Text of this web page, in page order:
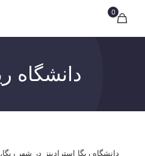
0
دانشگاه
دانشگاه ریگا استرادینز در شهر